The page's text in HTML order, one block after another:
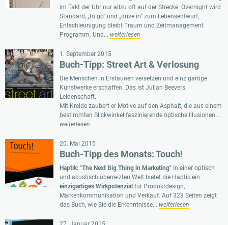
im Takt der Uhr nur allzu oft auf der Strecke. Overnight wird
Standard, „to go“ und „drive in“ zum Lebensentwurf,
Entschleunigung bleibt Traum und Zeitmanagement
Programm. Und... weiterlesen
1. September 2015
Buch-Tipp: Street Art & Verlosung
Die Menschen in Erstaunen versetzen und einzigartige
Kunstwerke erschaffen. Das ist Julian Beevers
Leidenschaft.
Mit Kreide zaubert er Motive auf den Asphalt, die aus einem
bestimmten Blickwinkel faszinierende optische Illusionen...
weiterlesen
20. Mai 2015
Buch-Tipp des Monats: Touch!
Haptik: "The Next Big Thing in Marketing" In einer optisch
und akustisch überreizten Welt bietet die Haptik ein
einzigartiges Wirkpotenzial für Produktdesign,
Markenkommunikation und Verkauf. Auf 323 Seiten zeigt
das Buch, wie Sie die Erkenntnisse... weiterlesen